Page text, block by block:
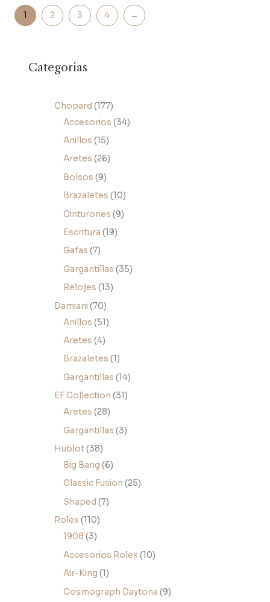
Categorías
Chopard 177
Accesorios 34
Anillos 15
Aretes 26
Bolsos 9
Brazaletes 10
Cinturones 9
Escritura 19
Gafas 7
Gargantillas 35
Relojes 13
Damiani 70
Anillos 51
Aretes 4
Brazaletes 1
Gargantillas 14
EF Collection 31
Aretes 28
Gargantillas 3
Hublot 38
Big Bang 6
Classic Fusion 25
Shaped 7
Rolex 110
1908 3
Accesorios Rolex 10
Air-King 1
Cosmograph Daytona 9
1 2 3 4 →